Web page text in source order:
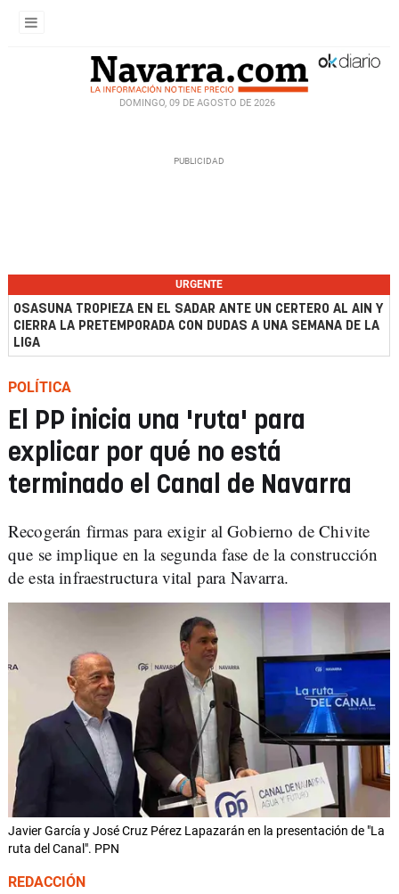
DOMINGO, 09 DE AGOSTO DE 2026
URGENTE
OSASUNA TROPIEZA EN EL SADAR ANTE UN CERTERO AL AIN Y
CIERRA LA PRETEMPORADA CON DUDAS A UNA SEMANA DE LA
LIGA
POLÍTICA
El PP inicia una 'ruta' para
explicar por qué no está
terminado el Canal de Navarra
Recogerán firmas para exigir al Gobierno de Chivite
que se implique en la segunda fase de la construcción
de esta infraestructura vital para Navarra.
Javier García y José Cruz Pérez Lapazarán en la presentación de "La
ruta del Canal". PPN
REDACCIÓN